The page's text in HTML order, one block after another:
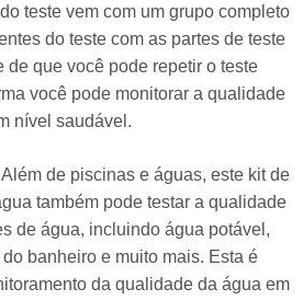
teste vem com um grupo completo
do teste com as partes de teste
de que você pode repetir o teste
você pode monitorar a qualidade
nível saudável.
de piscinas e águas, este kit de
também pode testar a qualidade
de água, incluindo água potável,
banheiro e muito mais. Esta é
da qualidade da água em